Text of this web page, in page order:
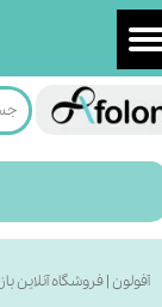
حساب کاربری من
تغییر گذر واژه
سفارشات
خروج از حساب
آفولون | فروشگاه آنلاین